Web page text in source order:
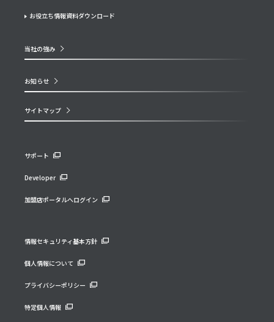
当社の強み
お知らせ
お役立ち情報資料ダウンロード
サイトマップ
サポート
Developer
加盟店ポータルへログイン
情報セキュリティ基本方針
個人情報について
プライバシーポリシー
特定個人情報